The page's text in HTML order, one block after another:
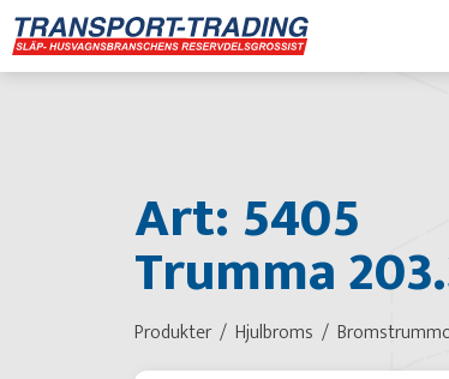
Art: 5405
Trumma
Produkter Hjulbroms